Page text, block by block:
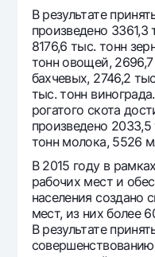
В результате
произведено
8176,6 тыс. тонн
тонн овощей, 2696,7
бахчевых, 2746,2
тыс. тонн
рогатого скота
произведено
тонн молока, 5526
В 2015 году в
рабочих мест и
населения создано
мест, из них более
В результате